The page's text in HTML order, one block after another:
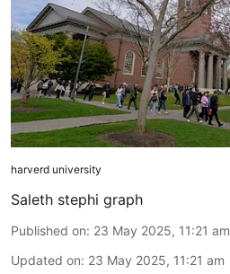
harverd university
Saleth stephi graph
Published on: 23 May 2025, 11:21 am
Updated on: 23 May 2025, 11:21 am